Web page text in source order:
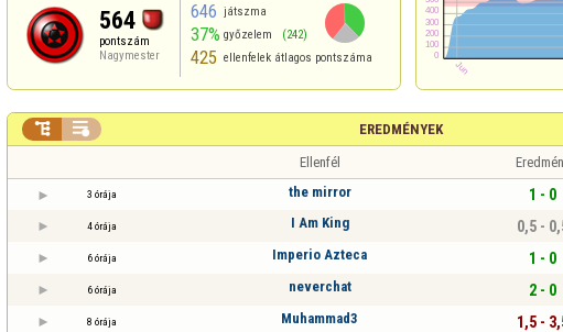
564
pontszám
Nagymester
646 játszma
37% győzelem (242)
425 ellenfelek átlagos pontszáma
EREDMÉNYEK
 
Ellenfél
3 órája the mirror 1 - 0
4 órája I Am King 0,5 -
6 órája Imperio Azteca 1 - 0
6 órája neverchat 2 - 0
8 órája Muhammad3 1,5 -